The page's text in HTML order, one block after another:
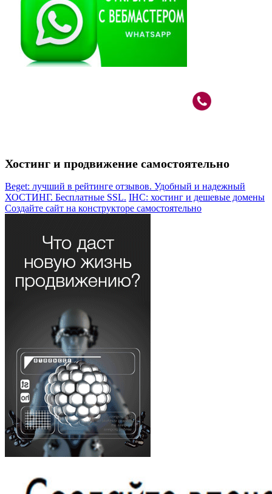
Хостинг и продвижение самостоятельно
Beget: лучший в рейтинге отзывов. Удобный и надежный
ХОСТИНГ. Бесплатные SSL. IHC: хостинг и дешевые домены
Создайте сайт на конструкторе самостоятельно